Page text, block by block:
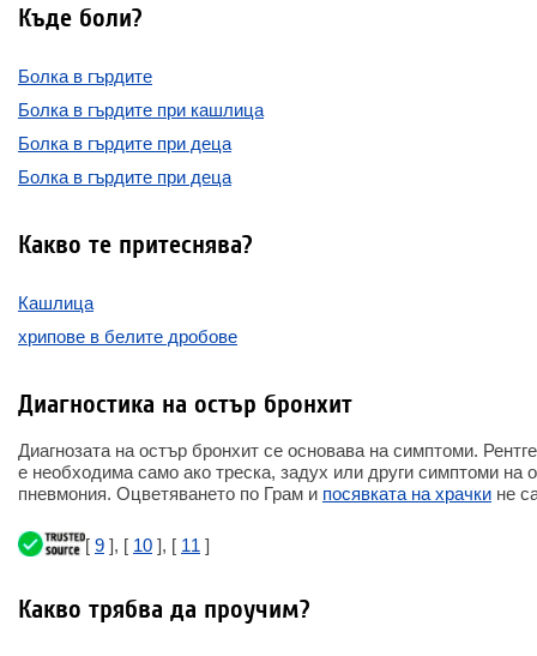
Къде боли?
Болка в гърдите
Болка в гърдите при кашлица
Болка в гърдите при деца
Болка в гърдите при деца
Какво те притеснява?
Кашлица
хрипове в белите дробове
Диагностика на остър бронхит
Диагнозата на остър бронхит се основава на симптоми.
е необходима само ако треска, задух или други симптоми на
пневмония. Оцветяването по Грам и посявката на храчки не
[ 9 ], [ 10 ], [ 11 ]
Какво трябва да проучим?